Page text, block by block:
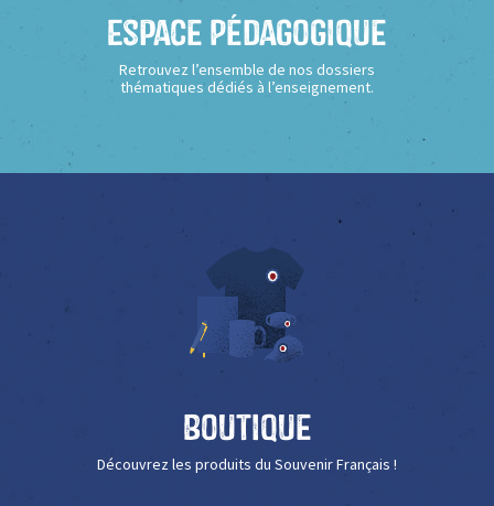
Espace Pédagogique
Retrouvez l’ensemble de nos dossiers
thématiques dédiés à l’enseignement.
Boutique
Découvrez les produits du Souvenir Français !